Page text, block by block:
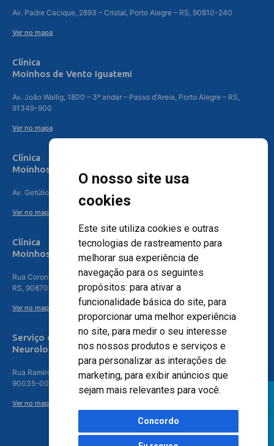
O nosso site usa
cookies
Este site utiliza cookies e outras
tecnologias de rastreamento para
melhorar sua experiência de
navegação para os seguintes
propósitos: para ativar a
funcionalidade básica do site, para
proporcionar uma melhor experiência
no site, para medir o seu interesse
nos nossos produtos e serviços e
para personalizar as interações de
marketing, para exibir anúncios que
sejam mais relevantes para você.
Concordo
Av. Padre Cacique, 2893 – Cristal, Porto Alegre – RS, 90810-240
Ver no mapa
Clínica
Moinhos de Vento Iguatemi
Av. João Wallig, 1800 – 3º andar – Passo d'Areia, Porto Alegre – RS,
91349-900
Ver no mapa
Clínica
Moinhos de Vento Canoas
Av. Getúlio Vargas, 4841 – Centro, Canoas – RS, 92010-010
Ver no mapa
Clínica
Moinhos de Vento - Teresópolis
Rua Coronel Aparício Borges, 250 - 3º andar - Teresópolis, Porto Alegre -
RS, 90870-016
Ver no mapa
Serviço de
Neurologia
Rua Ramiro Barcelos, 630 – 5º andar – Floresta, Porto Alegre – RS,
90035-001
Ver no mapa